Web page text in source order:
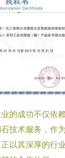
的成功不仅依
技术服务，作
以其深厚的行